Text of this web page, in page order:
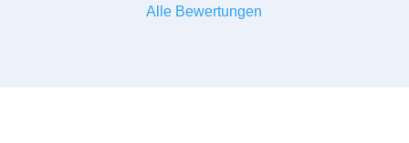
Alle Bewertungen